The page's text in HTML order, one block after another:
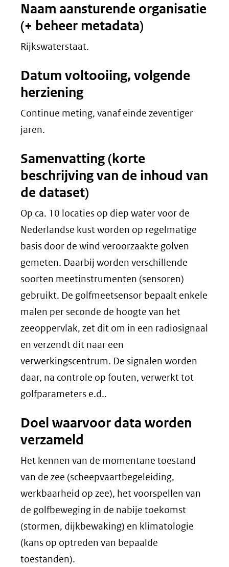
Naam aansturende organisatie
(+ beheer metadata)
Rijkswaterstaat.
Datum voltooiing, volgende
herziening
Continue meting, vanaf einde zeventiger
jaren.
Samenvatting (korte
beschrijving van de inhoud van
de dataset)
Op ca. 10 locaties op diep water voor de
Nederlandse kust worden op regelmatige
basis door de wind veroorzaakte golven
gemeten. Daarbij worden verschillende
soorten meetinstrumenten (sensoren)
gebruikt. De golfmeetsensor bepaalt enkele
malen per seconde de hoogte van het
zeeoppervlak, zet dit om in een radiosignaal
en verzendt dit naar een
verwerkingscentrum. De signalen worden
daar, na controle op fouten, verwerkt tot
golfparameters e.d..
Doel waarvoor data worden
verzameld
Het kennen van de momentane toestand
van de zee (scheepvaartbegeleiding,
werkbaarheid op zee), het voorspellen van
de golfbeweging in de nabije toekomst
(stormen, dijkbewaking) en klimatologie
(kans op optreden van bepaalde
toestanden).